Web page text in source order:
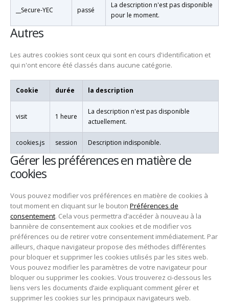
__Secure-YEC passé
La description n'est pas disponible
pour le moment.
Autres
Les autres cookies sont ceux qui sont en cours d'identification et
qui n'ont encore été classés dans aucune catégorie.
Cookie durée la description
visit 1 heure
La description n'est pas disponible
actuellement.
cookies.js session Description indisponible.
Gérer les préférences en matière de
cookies
Vous pouvez modifier vos préférences en matière de cookies à
tout moment en cliquant sur le bouton Préférences de
consentement. Cela vous permettra d’accéder à nouveau à la
bannière de consentement aux cookies et de modifier vos
préférences ou de retirer votre consentement immédiatement. Par
ailleurs, chaque navigateur propose des méthodes différentes
pour bloquer et supprimer les cookies utilisés par les sites web.
Vous pouvez modifier les paramètres de votre navigateur pour
bloquer ou supprimer les cookies. Vous trouverez ci-dessous les
liens vers les documents d’aide expliquant comment gérer et
supprimer les cookies sur les principaux navigateurs web.